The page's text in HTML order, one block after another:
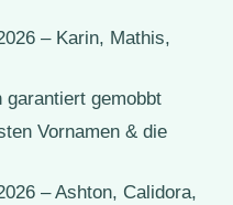
– Karin, Mathis,
garantiert gemobbt
Vornamen & die
– Ashton, Calidora,